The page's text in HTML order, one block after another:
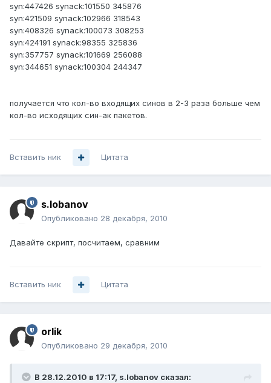
syn:447426 synack:101550 345876
syn:421509 synack:102966 318543
syn:408326 synack:100073 308253
syn:424191 synack:98355 325836
syn:357757 synack:101669 256088
syn:344651 synack:100304 244347
получается что кол-во входящих синов в 2-3 раза больше чем
кол-во исходящих син-ак пакетов.
Вставить ник Цитата
s.lobanov
Опубликовано 28 декабря, 2010
Давайте скрипт, посчитаем, сравним
Вставить ник Цитата
orlik
Опубликовано 29 декабря, 2010
В 28.12.2010 в 17:17, s.lobanov сказал: